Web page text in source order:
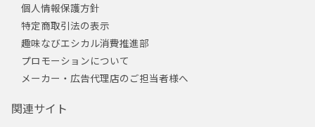
個人情報保護方針
特定商取引法の表示
趣味なびエシカル消費推進部
プロモーションについて
メーカー・広告代理店のご担当者様へ
関連サイト